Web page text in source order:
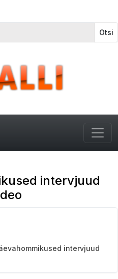
Otsi
intervjuud
intervjuud